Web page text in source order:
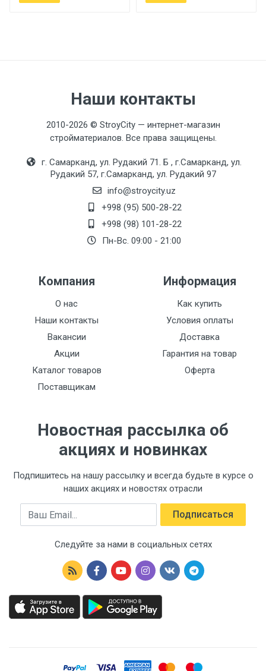
Наши контакты
2010-2026 © StroyCity — интернет-магазин
стройматериалов. Все права защищены.
г. Самарканд, ул. Рудакий 71. Б , г.Самарканд, ул.
Рудакий 57, г.Самарканд, ул. Рудакий 97
info@stroycity.uz
+998 (95) 500-28-22
+998 (98) 101-28-22
Пн-Вс. 09:00 - 21:00
Компания
О нас
Наши контакты
Вакансии
Акции
Каталог товаров
Поставщикам
Информация
Как купить
Условия оплаты
Доставка
Гарантия на товар
Оферта
Новостная рассылка об
акциях и новинках
Подпишитесь на нашу рассылку и всегда будьте в курсе о
наших акциях и новостях отрасли
Email Подписаться
Следуйте за нами в социальных сетях